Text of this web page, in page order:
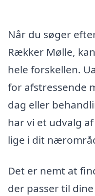
Når du søger
Rækker Mølle,
hele forskellen.
for afstressende
dag eller
har vi et udvalg
lige i dit
Det er nemt at
der passer til